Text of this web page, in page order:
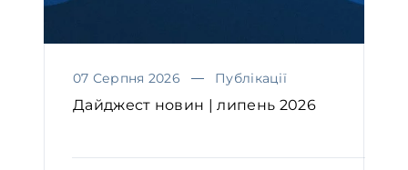
07 Серпня 2026 Публікації
Дайджест новин | липень 2026